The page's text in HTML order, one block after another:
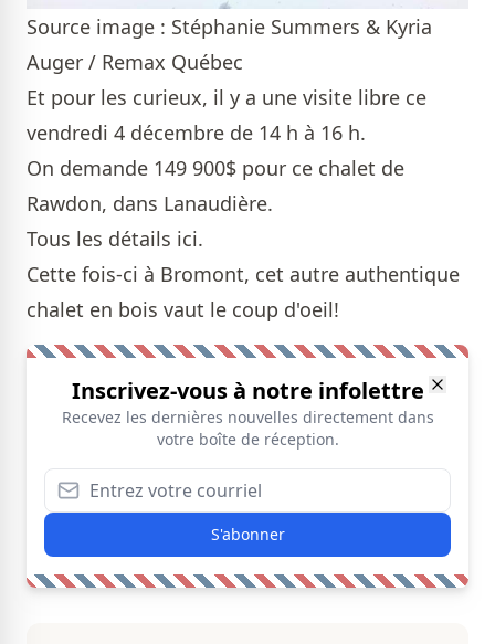
Source image : Stéphanie Summers & Kyria
Auger / Remax Québec
Et pour les curieux, il y a une visite libre ce
vendredi 4 décembre de 14 h à 16 h.
On demande 149 900$ pour ce chalet de
Rawdon, dans Lanaudière.
Tous les détails ici.
Cette fois-ci à Bromont, cet autre authentique
chalet en bois vaut le coup d'oeil!
Inscrivez-vous à notre infolettre
Recevez les dernières nouvelles directement dans
votre boîte de réception.
S'abonner